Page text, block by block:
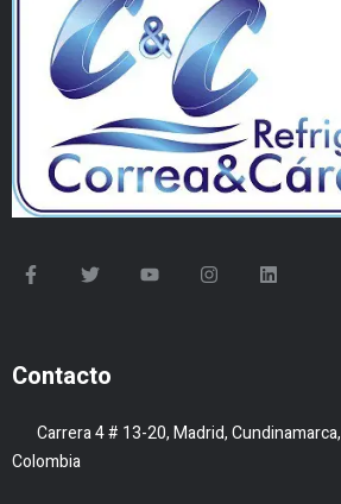
Contacto
Carrera 4 # 13-20, Madrid, Cundinamarca,
Colombia